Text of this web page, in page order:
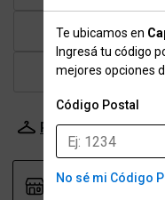
Te ubicamos en
Ingresá tu código
mejores opciones
Código Postal
No sé mi Código
42 43
45 46
Probador Virtual